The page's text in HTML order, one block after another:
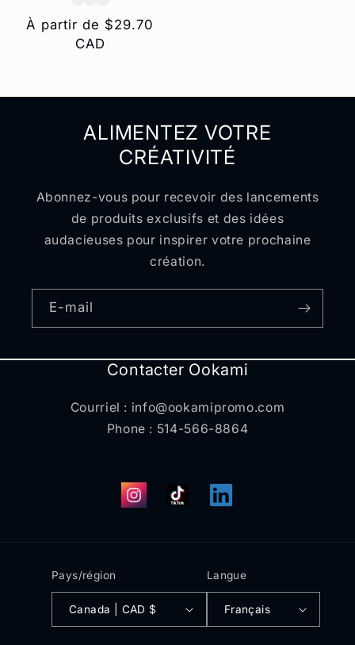
PrixÀ partir de $29.70
CAD
ALIMENTEZ VOTRE
CRÉATIVITÉ
Abonnez-vous pour recevoir des lancements
de produits exclusifs et des idées
audacieuses pour inspirer votre prochaine
création.
E-mail
Contacter Ookami
Courriel : info@ookamipromo.com
Phone : 514-566-8864
InstagramTikTok
Translation
Pays/région
Canada | CAD $
Langue
Français